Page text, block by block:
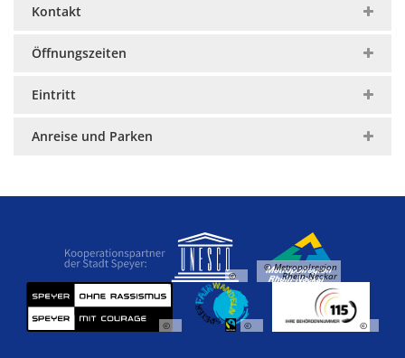
Kontakt
Öffnungszeiten
Eintritt
Anreise und Parken
©
© Metropolregion
Rhein-Neckar
© © ©